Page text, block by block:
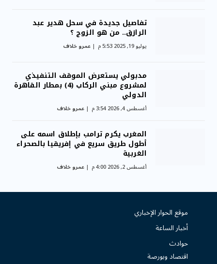
تفاصيل جديدة في سحل هدير عبد
الرازق.. من هو الزوج ؟
يوليو 19, 2025 5:53 م عمرو خلاف
مدبولي يستعرض الموقف التنفيذي
لمشروع مبني الركاب (4) بمطار القاهرة
الدولي
أغسطس 4, 2026 3:54 م عمرو خلاف
المغرب يكرم ترامب بإطلاق اسمه على
أطول طريق سريع في إفريقيا بالصحراء
الغربية
أغسطس 2, 2026 4:00 م عمرو خلاف
موقع الحوار الإخباري
أخبار الساعة
حوادث
اقتصاد وبورصة